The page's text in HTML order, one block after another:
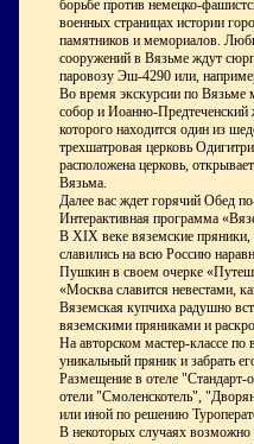
борьбе против немецко-
военных страницах истории
памятников и мемориалов.
сооружений в Вязьме ждут
паровозу Эш-4290 или,
Во время экскурсии по Вязьме
собор и Иоанно-Предтеченский
которого находится один из
трехшатровая церковь
расположена церковь,
Вязьма.
Далее вас ждет горячий Обед
Интерактивная программа
В XIX веке вяземские пряники,
славились на всю Россию
Пушкин в своем очерке
«Москва славится невестами,
Вяземская купчиха радушно
вяземскими пряниками и
На авторском мастер-классе по
уникальный пряник и забрать
Размещение в отеле "Стандарт-
отели "Смоленскотель",
или иной по решению
В некоторых случаях